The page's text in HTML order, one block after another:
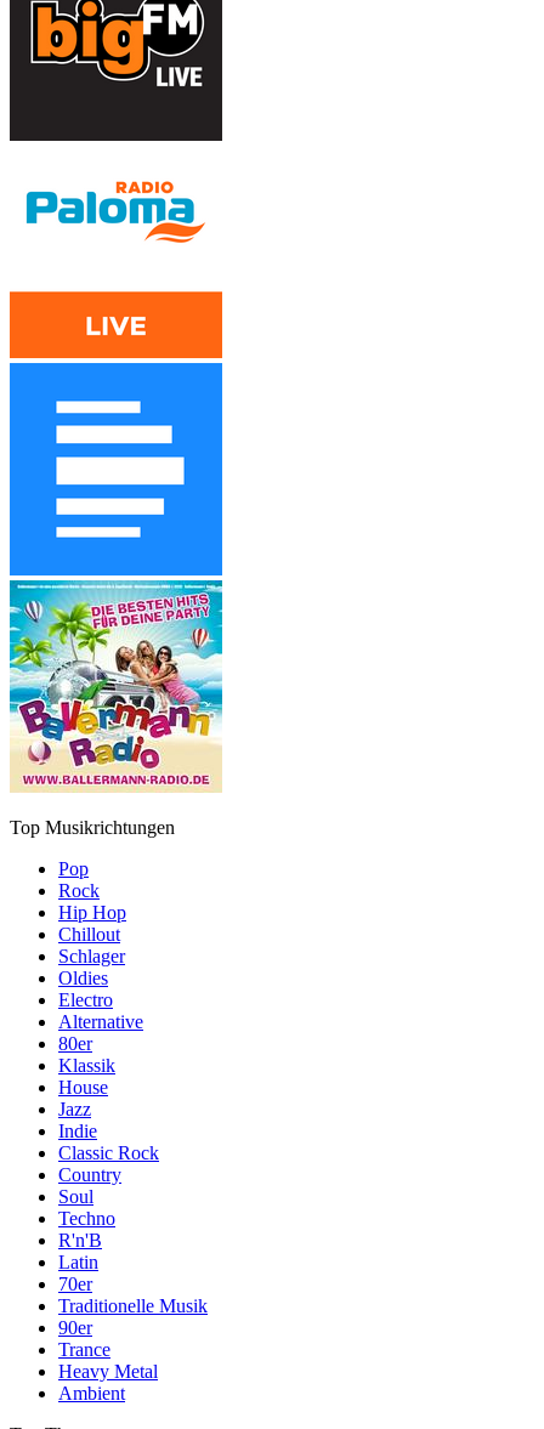
Top Musikrichtungen
Pop
Rock
Hip Hop
Chillout
Schlager
Oldies
Electro
Alternative
80er
Klassik
House
Jazz
Indie
Classic Rock
Country
Soul
Techno
R'n'B
Latin
70er
Traditionelle Musik
90er
Trance
Heavy Metal
Ambient